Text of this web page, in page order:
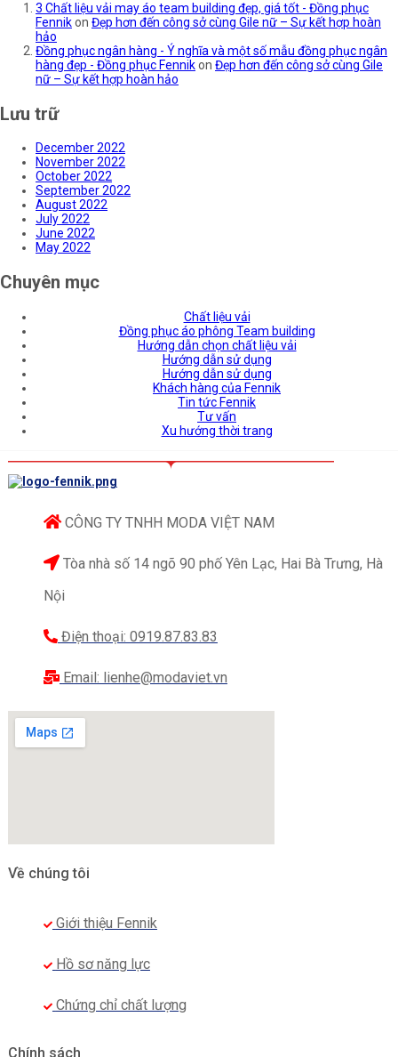
3 Chất liệu vải may áo team building đẹp, giá tốt - Đồng phục
Fennikon Đẹp hơn đến công sở cùng Gile nữ – Sự kết hợp hoàn
hảo
Đồng phục ngân hàng - Ý nghĩa và một số mẫu đồng phục ngân
hàng đẹp - Đồng phục Fennikon Đẹp hơn đến công sở cùng Gile
nữ – Sự kết hợp hoàn hảo
Lưu trữ
December 2022
November 2022
October 2022
September 2022
August 2022
July 2022
June 2022
May 2022
Chuyên mục
Chất liệu vải
Đồng phục áo phông Team building
Hướng dẫn chọn chất liệu vải
Hướng dẫn sử dụng
Hướng dẫn sử dụng
Khách hàng của Fennik
Tin tức Fennik
Tư vấn
Xu hướng thời trang
CÔNG TY TNHH MODA VIỆT NAM
Tòa nhà số 14 ngõ 90 phố Yên Lạc, Hai Bà Trưng, Hà
Nội
Điện thoại: 0919.87.83.83
Email: lienhe@modaviet.vn
Về chúng tôi
Giới thiệu Fennik
Hồ sơ năng lực
Chứng chỉ chất lượng
Chính sách